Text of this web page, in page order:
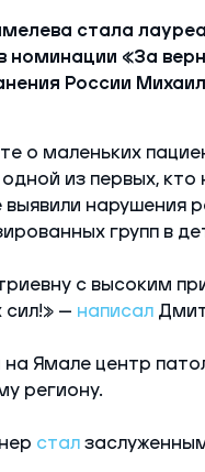
стала
номинации «За
России
о маленьких
из первых,
нарушения
групп в
с высоким
сил!» — написал
Ямале центр
региону.
стал